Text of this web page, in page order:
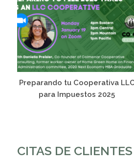
Preparando tu Cooperativa
para Impuestos 2025
CITAS DE